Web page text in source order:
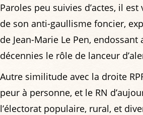
Paroles peu suivies d’actes, il
de son anti-gaullisme foncier,
de Jean-Marie Le Pen,
décennies le rôle de lanceur
Autre similitude avec la droite
peur à personne, et le RN
l’électorat populaire, rural, et